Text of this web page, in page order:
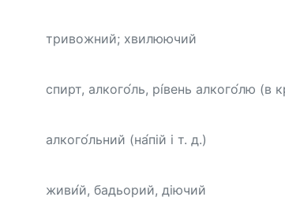
тривожний; хвилюючий
спирт, алкого́ль, рі́вень алкого́лю (в
алкого́льний (на́пій і т. д.)
живи́й, бадьорий, діючий